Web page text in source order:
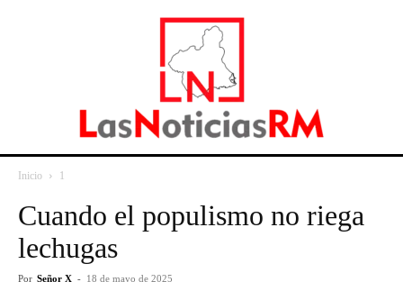
Inicio 1
Cuando el populismo no riega
lechugas
Por Señor X - 18 de mayo de 2025